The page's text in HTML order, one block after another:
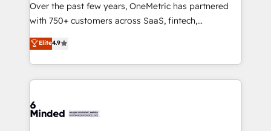
Award: Best Integration • 150+ successful HubSpot
projects • Clients in 30+ industries • Proprietary
technology for integrations • Multilingual team:
English, Spanish, Portuguese & Italian 👉 Grow
smarter with AI and HubSpot.
Over the past few years, OneMetric has partnered
with 750+ customers across SaaS, fintech,
healthcare, real estate, and other industries. With
150+ HubSpot-certified experts, we deliver scalable
solutions to complex GTM and RevOps challenges.
Our Expertise 🔹 Onboarding & Implementation:
tailored to your GTM motion. 🔹 Migrations:
Elite4.9